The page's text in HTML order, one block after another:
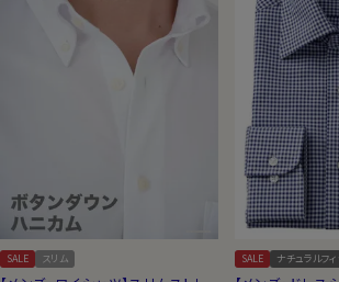
SALE スリム SALE ナチュラルフィ